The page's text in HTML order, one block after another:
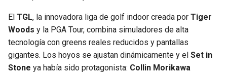
El TGL, la innovadora liga de golf indoor creada por Tiger
Woods y la PGA Tour, combina simuladores de alta
tecnología con greens reales reducidos y pantallas
gigantes. Los hoyos se ajustan dinámicamente y el Set in
Stone ya había sido protagonista: Collin Morikawa